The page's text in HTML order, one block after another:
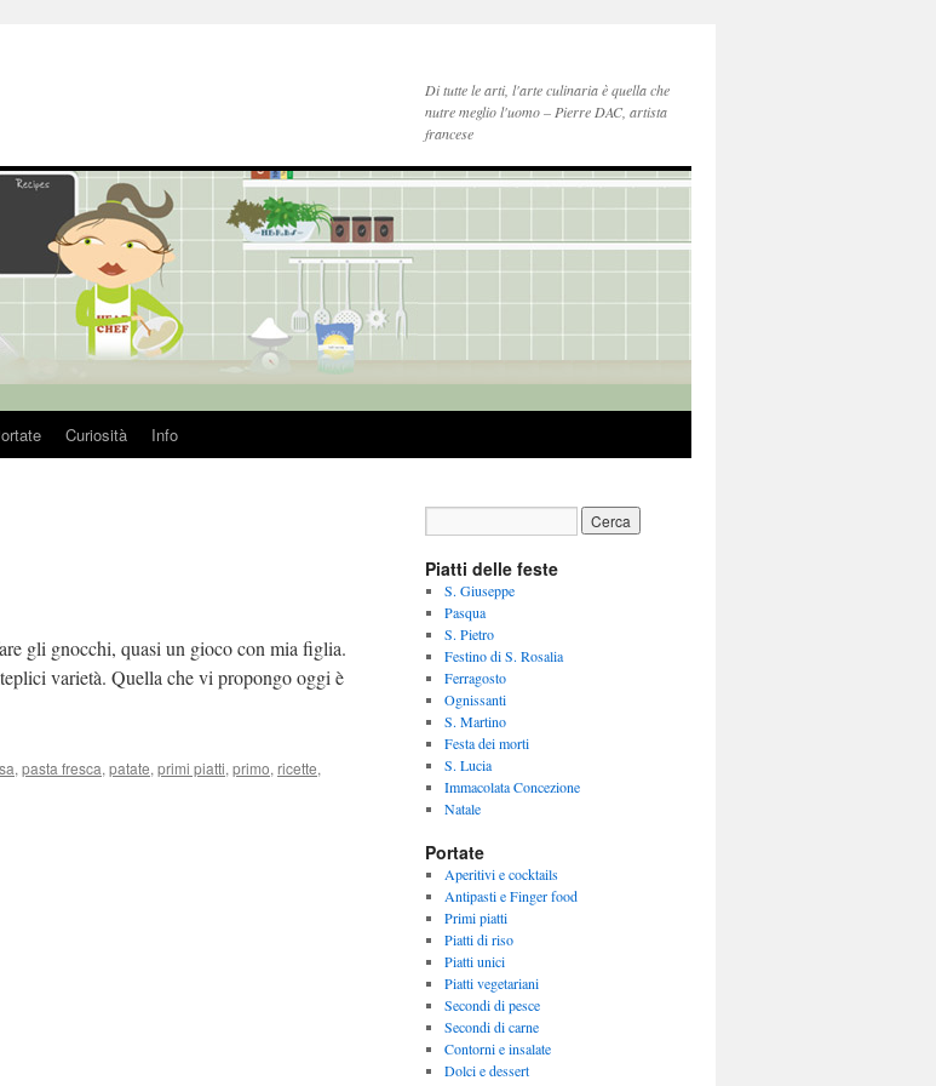
Di tutte le arti, l'arte culinaria è quella che
nutre meglio l'uomo – Pierre DAC, artista
francese
Curiosità Info
gli gnocchi, quasi un gioco con mia figlia.
varietà. Quella che vi propongo oggi è
, pasta fresca, patate, primi piatti, primo, ricette,
Piatti delle feste
S. Giuseppe
Pasqua
S. Pietro
Festino di S. Rosalia
Ferragosto
Ognissanti
S. Martino
Festa dei morti
S. Lucia
Immacolata Concezione
Natale
Portate
Aperitivi e cocktails
Antipasti e Finger food
Primi piatti
Piatti di riso
Piatti unici
Piatti vegetariani
Secondi di pesce
Secondi di carne
Contorni e insalate
Dolci e dessert